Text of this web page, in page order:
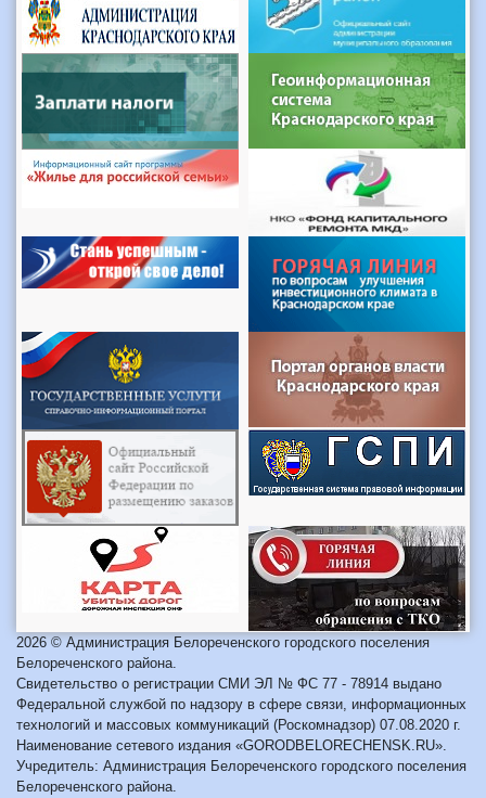
2026 © Администрация Белореченского городского поселения
Белореченского района.
Свидетельство о регистрации СМИ ЭЛ № ФС 77 - 78914 выдано
Федеральной службой по надзору в сфере связи, информационных
технологий и массовых коммуникаций (Роскомнадзор) 07.08.2020 г.
Наименование сетевого издания «GORODBELORECHENSK.RU».
Учредитель: Администрация Белореченского городского поселения
Белореченского района.